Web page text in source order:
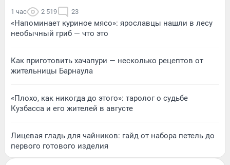
1 час 2 519 23
«Напоминает куриное мясо»: ярославцы нашли в лесу
необычный гриб — что это
Как приготовить хачапури — несколько рецептов от
жительницы Барнаула
«Плохо, как никогда до этого»: таролог о судьбе
Кузбасса и его жителей в августе
Лицевая гладь для чайников: гайд от набора петель до
первого готового изделия